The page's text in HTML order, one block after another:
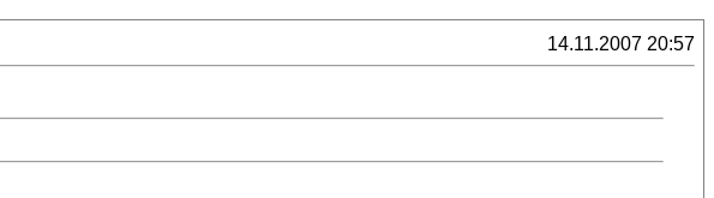
14.11.2007 20:57